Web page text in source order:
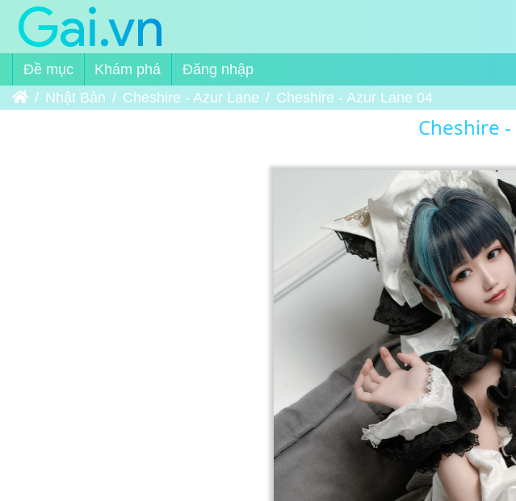
Đề mục Khám phá
Đăng nhập
Trang chủNhật Bản Cheshire - Azur Lane Cheshire - Azur Lane 04
Cheshire